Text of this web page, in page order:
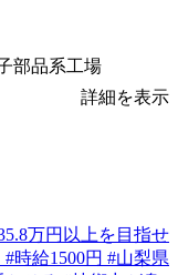
部品系工場
詳細を表示